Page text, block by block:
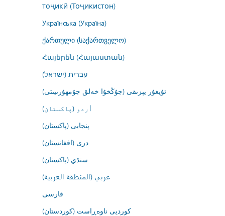
тоҷикӣ (Тоҷикистон)
Українська (Україна)
ქართული (საქართველო)
Հայերեն (Հայաստան)
עברית (ישראל)
ئۇيغۇر يېزىقى (جۇڭخۇا خەلق جۇمھۇرىيىتى)
اُردو (پاکستان)
پنجابی (پاکستان)
درى (افغانستان)
سنڌي (پاکستان)
عربي (المنطقة العربية)
فارسى
کوردیی ناوەڕاست (کوردستان)